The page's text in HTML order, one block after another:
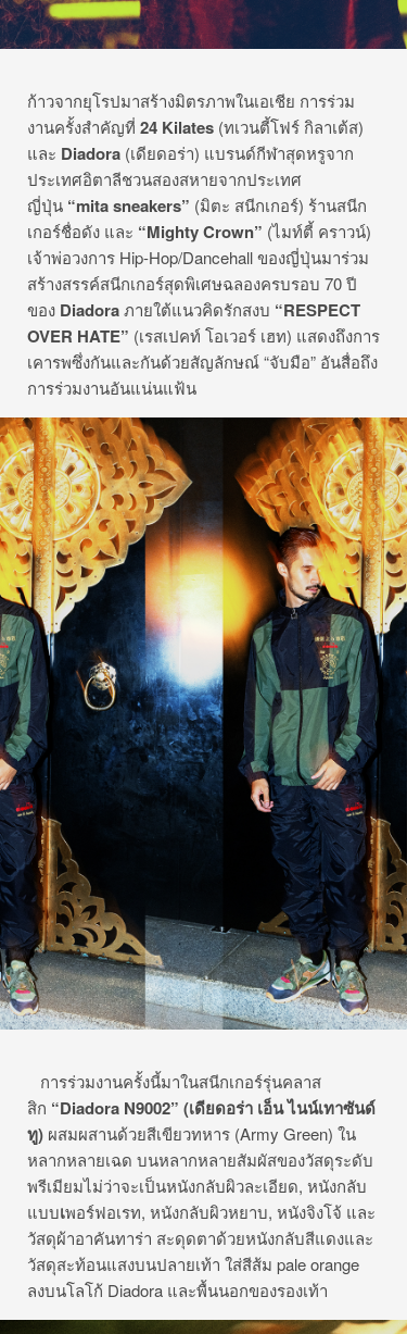
ก้าวจากยุโรปมาสร้างมิตรภาพในเอเชีย การร่วม
งานครั้งสำคัญที่ 24 Kilates (ทเวนตี้โฟร์ กิลาเต้ส)
และ Diadora (เดียดอร่า) แบรนด์กีฬาสุดหรูจาก
ประเทศอิตาลีชวนสองสหายจากประเทศ
ญี่ปุ่น “mita sneakers” (มิตะ สนีกเกอร์) ร้านสนีก
เกอร์ชื่อดัง และ “Mighty Crown” (ไมท์ตี้ คราวน์)
เจ้าพ่อวงการ Hip-Hop/Dancehall ของญี่ปุ่นมาร่วม
สร้างสรรค์สนีกเกอร์สุดพิเศษฉลองครบรอบ 70 ปี
ของ Diadoraภายใต้แนวคิดรักสงบ “RESPECT
OVER HATE” (เรสเปคท์ โอเวอร์ เฮท) แสดงถึงการ
เคารพซึ่งกันและกันด้วยสัญลักษณ์ “จับมือ” อันสื่อถึง
การร่วมงานอันแน่นแฟ้น
การร่วมงานครั้งนี้มาในสนีกเกอร์รุ่นคลาส
สิก “Diadora N9002” (เดียดอร่า เอ็นไนน์เทาซันด์
ทู) ผสมผสานด้วยสีเขียวทหาร (Army Green) ใน
หลากหลายเฉด บนหลากหลายสัมผัสของวัสดุระดับ
พรีเมียมไม่ว่าจะเป็นหนังกลับผิวละเอียด, หนังกลับ
แบบเพอร์ฟอเรท, หนังกลับผิวหยาบ, หนังจิงโจ้ และ
วัสดุผ้าอาคันทาร่า สะดุดตาด้วยหนังกลับสีแดงและ
วัสดุสะท้อนแสงบนปลายเท้า ใส่สีส้ม pale orange
ลงบนโลโก้ Diadora และพื้นนอกของรองเท้า